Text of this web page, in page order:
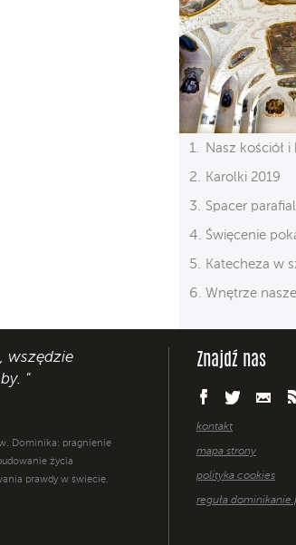
Nasz kościół
Karolki 2019
Spacer
Święcenie
Katecheza w
Wnętrze
wszędzie
"
Dominika: pragnienie
życia
prawdy w świecie.
Znajdź nas
kontakt
mapa strony
polityka cookies
reguła